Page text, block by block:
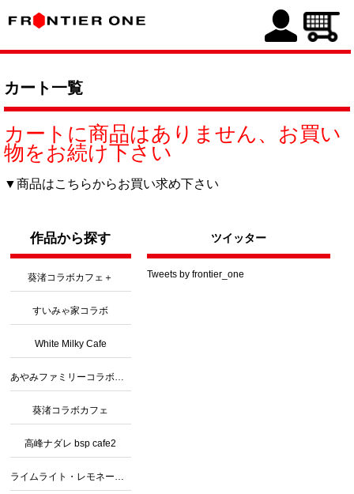
カート一覧
カートに商品はありません、お買い
物をお続け下さい
▼商品はこちらからお買い求め下さい
作品から探す
葵渚コラボカフェ＋
すいみゃ家コラボ
White Milky Cafe
葵渚コラボカフェ
高峰ナダレ bsp cafe2
ツイッター
Tweets by frontier_one